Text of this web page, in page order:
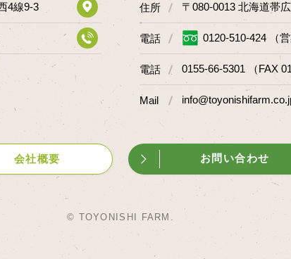
4線9-3 住所 〒080-0013 北海道帯
電話 0120-510-424 （営
電話 0155-66-5301 （FAX
Mail
会社概要 お問い合わせ
© TOYONISHI FARM.